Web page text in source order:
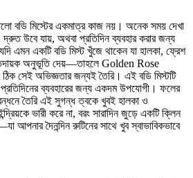
বডি মিস্টের একমাত্র কাজ নয়। অনেক সময় দেখা
দ্রুত উবে যায়, অথবা প্রতিদিন ব্যবহার করার জন্য
এমন একটি বডি মিস্ট খুঁজে থাকেন যা হালকা, ফ্রেশ
অনুভূতি দেয়—তাহলে Golden Rose
সেই অভিজ্ঞতার জন্যই তৈরি। এই বডি মিস্টটি
প্রতিদিনের ব্যবহারের জন্য একদম উপযোগী। ফলের
তৈরি এই সুগন্ধ ত্বকে খুবই হালকা ও
ভারী করে না, বরং সারাদিন জুড়ে একটি ক্লিন
আপনার দৈনন্দিন রুটিনের সাথে খুব স্বাভাবিকভাবে